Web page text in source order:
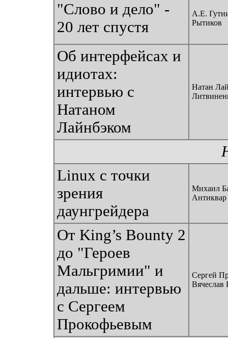
"Слово и дело" -
20 лет спустя
A.E.
Рытиков
Об интерфейсах и
идиотах:
интервью с
Натаном
Лайнбэком
Натан
Linux с точки
зрения
даунгрейдера
Михаил
Антиквар
От King’s Bounty 2
до "Героев
Мальгримии" и
дальше: интервью
с Сергеем
Прокофьевым
Сергей
Вячеслав